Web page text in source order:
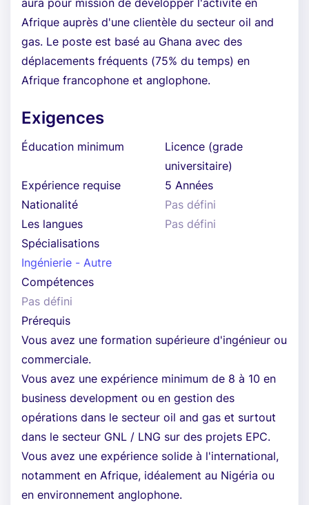
aura pour mission de développer l'activité en
Afrique auprès d'une clientèle du secteur oil and
gas. Le poste est basé au Ghana avec des
déplacements fréquents (75% du temps) en
Afrique francophone et anglophone.
Exigences
Éducation minimum
Licence (grade
universitaire)
Expérience requise
5 Années
Nationalité
Pas défini
Les langues
Pas défini
Spécialisations
Ingénierie - Autre
Compétences
Pas défini
Prérequis
Vous avez une formation supérieure d'ingénieur ou
commerciale.
Vous avez une expérience minimum de 8 à 10 en
business development ou en gestion des
opérations dans le secteur oil and gas et surtout
dans le secteur GNL / LNG sur des projets EPC.
Vous avez une expérience solide à l'international,
notamment en Afrique, idéalement au Nigéria ou
en environnement anglophone.